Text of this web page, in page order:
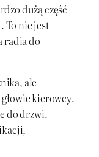
dużą część
To nie jest
radia do
ale
kierowcy.
do drzwi.